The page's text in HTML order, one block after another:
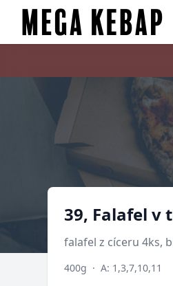
Produkt
39, Falafel v
falafel z cíceru 4ks,
400g · A: 1,3,7,10,11